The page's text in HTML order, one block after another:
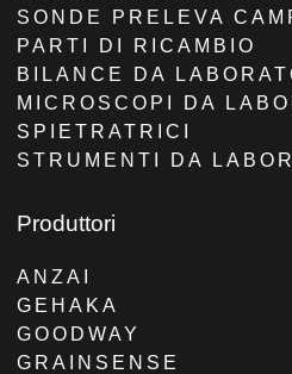
SONDE PRELEVA
PARTI DI RICAMBIO
BILANCE DA
MICROSCOPI DA
SPIETRATRICI
STRUMENTI DA
Produttori
ANZAI
GEHAKA
GOODWAY
GRAINSENSE